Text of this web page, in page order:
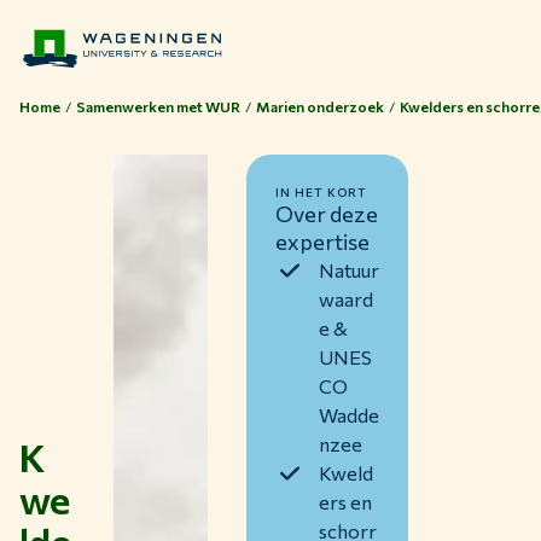
Home Samenwerken met WUR Marien onderzoek Kwelders en
K
we
Over deze
expertise
IN HET KORT
Natuur
waard
e &
UNES
CO
Wadde
nzee
Kweld
ers en
schorr